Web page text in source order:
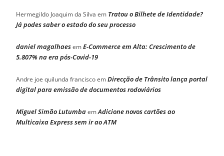
Hermegildo Joaquim da Silva em Tratou o Bilhete de Identidade?
Já podes saber o estado do seu processo
daniel magalhaesemE-Commerce em Alta: Crescimento de
5.807% na era pós-Covid-19
Andre joe quilunda franciscoemDirecção de Trânsito lança portal
digital para emissão de documentos rodoviários
Miguel Simão LutumbaemAdicione novos cartões ao
Multicaixa Express sem ir ao ATM